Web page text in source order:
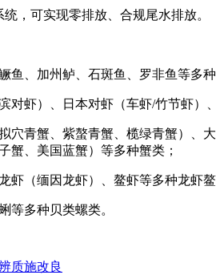
，可实现零排放、合规尾水排放。
鱼、加州鲈、石斑鱼、罗非鱼等多
对虾）、日本对虾（车虾/竹节虾）
穴青蟹、紫螯青蟹、榄绿青蟹）、
蟹、美国蓝蟹）等多种蟹类；
虾（缅因龙虾）、鳌虾等多种龙虾
等多种贝类螺类。
质施改良